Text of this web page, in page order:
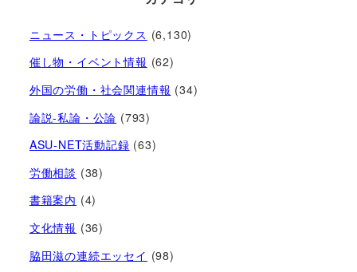
ニュース・トピックス (6,130)
催し物・イベント情報 (62)
外国の労働・社会関連情報 (34)
論説-私論・公論 (793)
ASU-NET活動記録 (63)
労働相談 (38)
書籍案内 (4)
文化情報 (36)
脇田滋の連続エッセイ (98)